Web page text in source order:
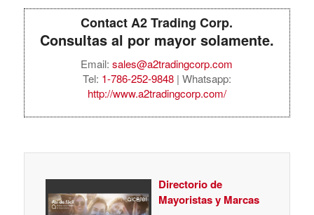
Contact A2 Trading Corp.
Consultas al por mayor solamente.
Email:sales@a2tradingcorp.com
Tel: 1-786-252-9848| Whatsapp:
http://www.a2tradingcorp.com/
Directorio de
Mayoristas y Marcas